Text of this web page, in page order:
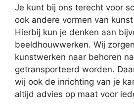
Je kunt bij ons terecht voor
ook andere vormen van
Hierbij kun je denken aan
beeldhouwwerken. Wij
kunstwerken naar behoren
getransporteerd worden.
wij ook de inrichting van je
altijd advies op maat voor